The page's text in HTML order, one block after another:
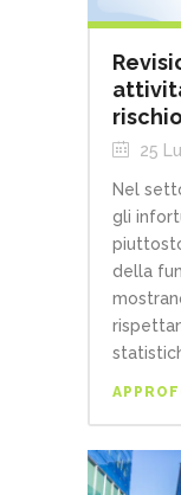
25
Nel
gli
della